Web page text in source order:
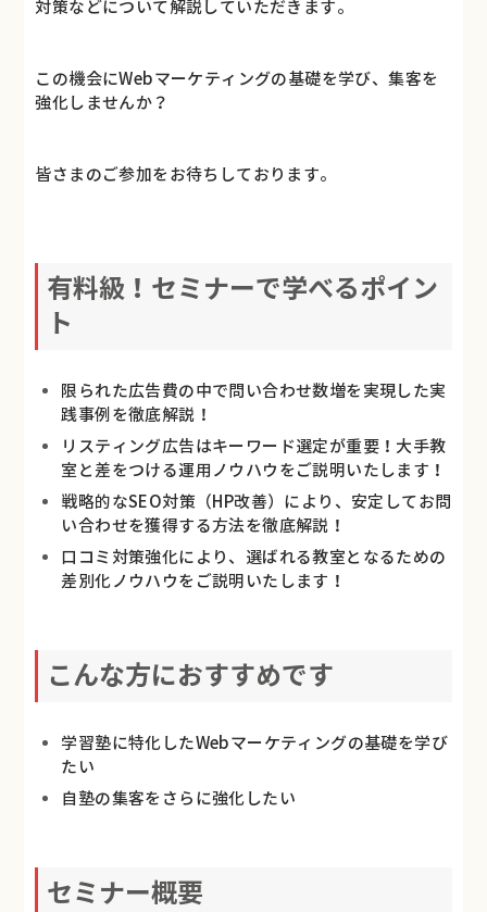
対策などについて解説していただきます。
この機会にWebマーケティングの基礎を学び、集客を
強化しませんか？
皆さまのご参加をお待ちしております。
有料級！セミナーで学べるポイン
ト
限られた広告費の中で問い合わせ数増を実現した実
践事例を徹底解説！
リスティング広告はキーワード選定が重要！大手教
室と差をつける運用ノウハウをご説明いたします！
戦略的なSEO対策（HP改善）により、安定してお問
い合わせを獲得する方法を徹底解説！
口コミ対策強化により、選ばれる教室となるための
差別化ノウハウをご説明いたします！
こんな方におすすめです
学習塾に特化したWebマーケティングの基礎を学び
たい
自塾の集客をさらに強化したい
セミナー概要